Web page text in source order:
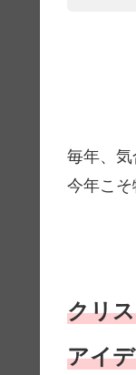
毎年、
今年こそ
クリ
アイ